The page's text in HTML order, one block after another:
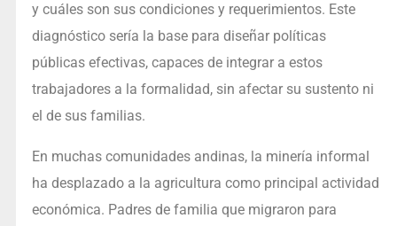
y cuáles son sus condiciones y requerimientos. Este
diagnóstico sería la base para diseñar políticas
públicas efectivas, capaces de integrar a estos
trabajadores a la formalidad, sin afectar su sustento ni
el de sus familias.
En muchas comunidades andinas, la minería informal
ha desplazado a la agricultura como principal actividad
económica. Padres de familia que migraron para